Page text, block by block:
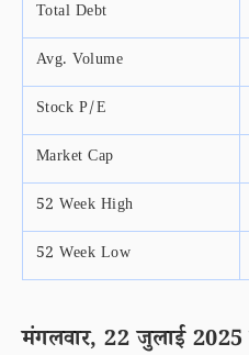
Total Debt
Avg. Volume
Stock P/E
Market Cap
52 Week High
52 Week Low
मंगलवार, 22 जुलाई 2025